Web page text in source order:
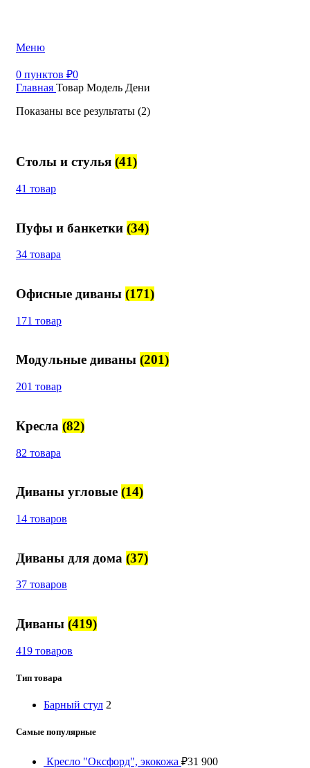
Меню
0 пунктов ₽0
Главная Товар Модель Дени
Показаны все результаты (2)
Столы и стулья (41)
41 товар
Пуфы и банкетки (34)
34 товара
Офисные диваны (171)
171 товар
Модульные диваны (201)
201 товар
Кресла (82)
82 товара
Диваны угловые (14)
14 товаров
Диваны для дома (37)
37 товаров
Диваны (419)
419 товаров
Тип товара
Барный стул 2
Самые популярные
Кресло "Оксфорд", экокожа ₽31 900